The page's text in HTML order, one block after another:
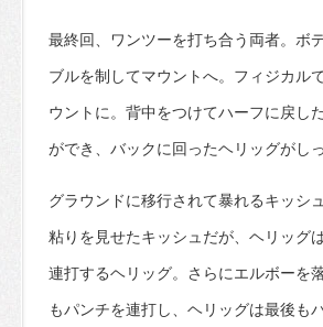
最終回、ワンツーを打ち合う両者。ボ
ブルを制してマウントへ。フィジカル
ウントに。背中をつけてハーフに戻し
ができ、バックに回ったヘリッグがし
グラウンドに移行されて暴れるキッシ
粘りを見せたキッシュだが、ヘリッグ
連打するヘリッグ。さらにエルボーを
もパンチを連打し、ヘリッグは最後も